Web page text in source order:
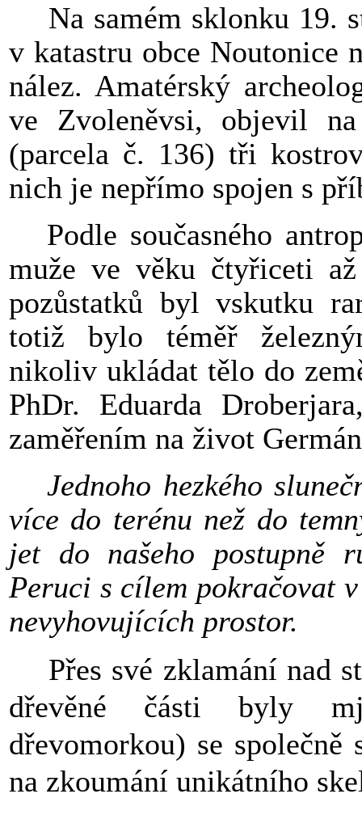
Na samém sklonku 19.
v katastru obce Noutonice
nález. Amatérský
ve Zvoleněvsi, objevil na
(parcela č. 136) tři
nich je nepřímo spojen s
Podle současného
muže ve věku čtyřiceti až
pozůstatků byl vskutku
totiž bylo téměř
nikoliv ukládat tělo do
PhDr. Eduarda
zaměřením na život
Jednoho hezkého
více do terénu než do
jet do našeho postupně
Peruci s cílem pokračovat
nevyhovujících prostor.
Přes své zklamání nad
dřevěné části byly
dřevomorkou) se
na zkoumání unikátního